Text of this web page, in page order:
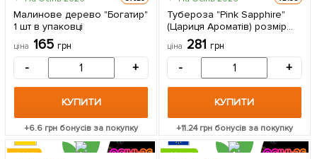
Малинове дерево "Богатир"
1 шт в упаковці
ціна 165грн
- +
КУПИТИ
+6.6 грн бонусів за покупку
Тубероза "Pink Sapphire"
(Цариця Ароматів) розмір
8\9 1 шт в упаковці
ціна 281 грн
- +
КУПИТИ
+11.24грн бонусів за покупку
ХІТ РОКУ НОВИНКА